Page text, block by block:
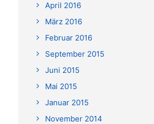
April 2016
März 2016
Februar 2016
September 2015
Juni 2015
Mai 2015
Januar 2015
November 2014